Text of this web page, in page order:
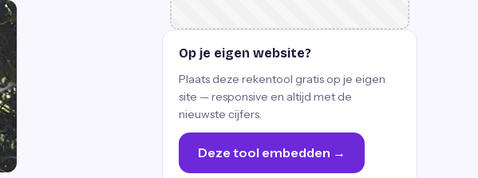
Op je eigen website?
Plaats deze rekentool gratis op je eigen
site — responsive en altijd met de
nieuwste cijfers.
Deze tool embedden →